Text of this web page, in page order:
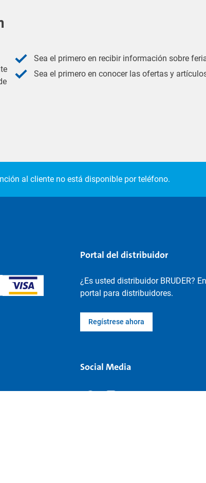
Sea el primero en recibir información sobre
Sea el primero en conocer las ofertas y
al cliente no está disponible por teléfono.
Portal del distribuidor
¿Es usted distribuidor BRUDER?
portal para distribuidores.
Regístrese ahora
Social Media